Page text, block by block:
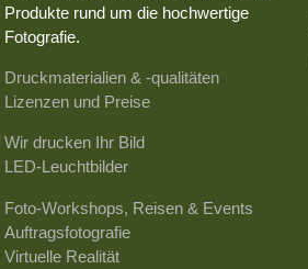
Produkte rund um die hochwertige
Fotografie.
Druckmaterialien & -qualitäten
Lizenzen und Preise
Wir drucken Ihr Bild
LED-Leuchtbilder
Foto-Workshops, Reisen & Events
Auftragsfotografie
Virtuelle Realität